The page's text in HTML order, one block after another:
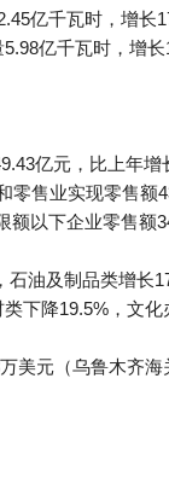
亿千瓦时，增长
亿千瓦时，增长
亿元，比上年
零售业实现零售额
以下企业零售额
油及制品类增长
下降19.5%，文化
美元（乌鲁木齐